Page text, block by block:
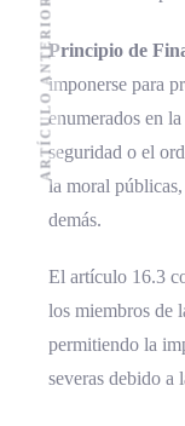
Principio de
imponerse para
enumerados en
seguridad o el
la moral
demás.
El artículo 16.3
los miembros de
permitiendo la
severas debido a
ARTÍCULO ANTERIOR